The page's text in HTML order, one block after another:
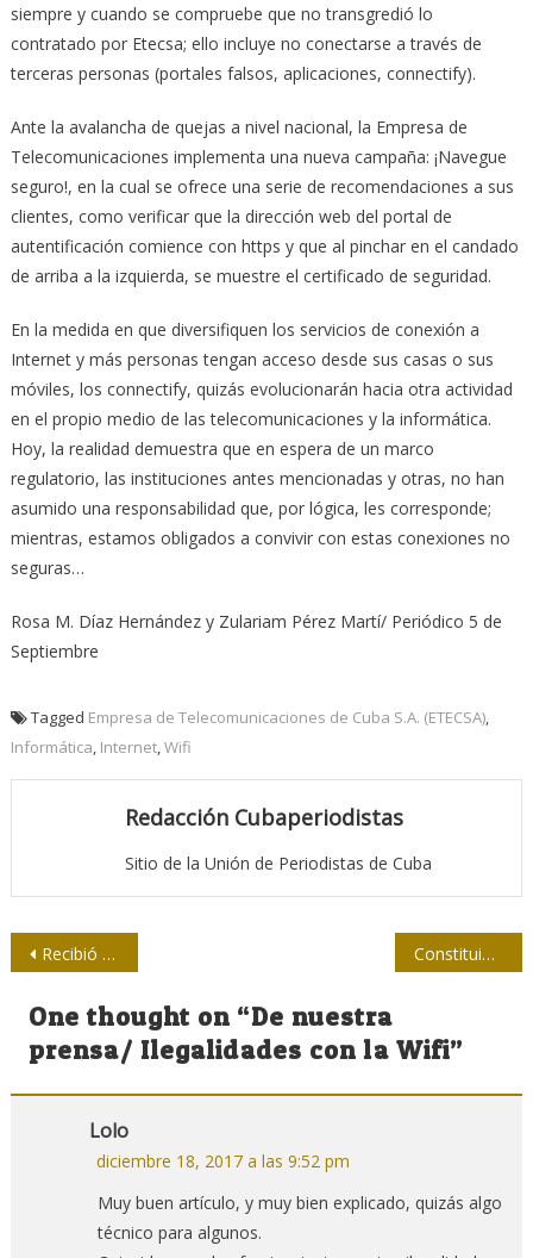
siempre y cuando se compruebe que no transgredió lo
contratado por Etecsa; ello incluye no conectarse a través de
terceras personas (portales falsos, aplicaciones, connectify).
Ante la avalancha de quejas a nivel nacional, la Empresa de
Telecomunicaciones implementa una nueva campaña: ¡Navegue
seguro!, en la cual se ofrece una serie de recomendaciones a sus
clientes, como verificar que la dirección web del portal de
autentificación comience con https y que al pinchar en el candado
de arriba a la izquierda, se muestre el certificado de seguridad.
En la medida en que diversifiquen los servicios de conexión a
Internet y más personas tengan acceso desde sus casas o sus
móviles, los connectify, quizás evolucionarán hacia otra actividad
en el propio medio de las telecomunicaciones y la informática.
Hoy, la realidad demuestra que en espera de un marco
regulatorio, las instituciones antes mencionadas y otras, no han
asumido una responsabilidad que, por lógica, les corresponde;
mientras, estamos obligados a convivir con estas conexiones no
seguras…
Rosa M. Díaz Hernández y Zulariam Pérez Martí/ Periódico 5 de
Septiembre
Tagged Empresa de Telecomunicaciones de Cuba S.A. (ETECSA),
Informática, Internet,Wifi
Redacción Cubaperiodistas
Sitio de la Unión de Periodistas de Cuba
Navegación
de
entradas
Recibió Raúl al presidente de la petrolera rusa Rosneft Constituidas las asambleas municipales del Poder Popular
One thought on “De nuestra
prensa/ Ilegalidades con la Wifi”
Lolo
diciembre 18, 2017 a las 9:52 pm
Muy buen artículo, y muy bien explicado, quizás algo
técnico para algunos.